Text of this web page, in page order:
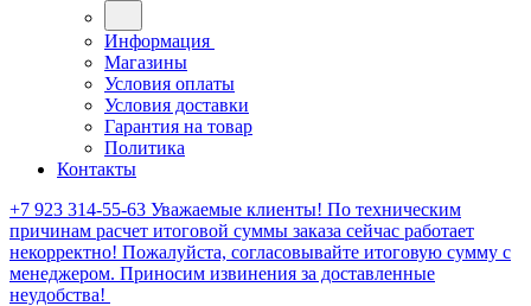
Информация
Магазины
Условия оплаты
Условия доставки
Гарантия на товар
Политика
Контакты
+7 923 314-55-63 Уважаемые клиенты! По техническим
причинам расчет итоговой суммы заказа сейчас работает
некорректно! Пожалуйста, согласовывайте итоговую сумму с
менеджером. Приносим извинения за доставленные
неудобства!